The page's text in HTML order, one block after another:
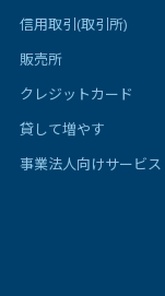
信用取引(取引所)
販売所
クレジットカード
貸して増やす
事業法人向けサービス